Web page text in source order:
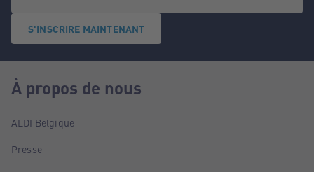
S'INSCRIRE MAINTENANT
À propos de nous
ALDI Belgique
Presse